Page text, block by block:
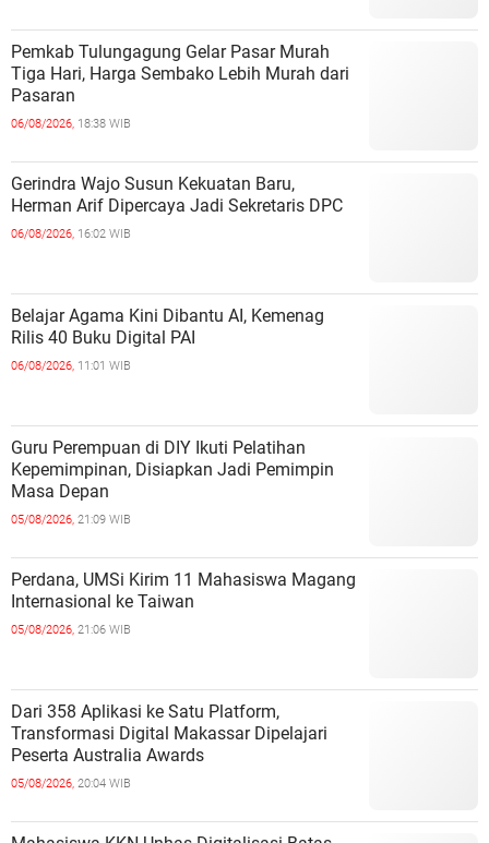
Pemkab Tulungagung Gelar Pasar Murah
Tiga Hari, Harga Sembako Lebih Murah dari
Pasaran
06/08/2026, 18:38 WIB
Gerindra Wajo Susun Kekuatan Baru,
Herman Arif Dipercaya Jadi Sekretaris DPC
06/08/2026, 16:02 WIB
Belajar Agama Kini Dibantu AI, Kemenag
Rilis 40 Buku Digital PAI
06/08/2026, 11:01 WIB
Guru Perempuan di DIY Ikuti Pelatihan
Kepemimpinan, Disiapkan Jadi Pemimpin
Masa Depan
05/08/2026, 21:09 WIB
Perdana, UMSi Kirim 11 Mahasiswa Magang
Internasional ke Taiwan
05/08/2026, 21:06 WIB
Dari 358 Aplikasi ke Satu Platform,
Transformasi Digital Makassar Dipelajari
Peserta Australia Awards
05/08/2026, 20:04 WIB